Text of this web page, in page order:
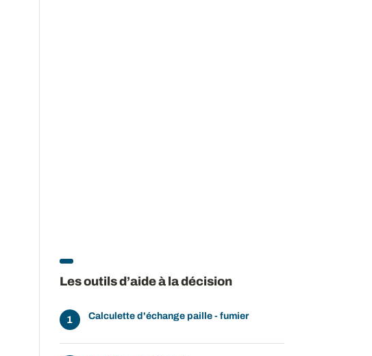
Les outils d’aide à la décision
Calculette d'échange paille - fumier